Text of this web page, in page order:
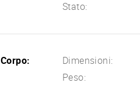
Stato:
Corpo: Dimensioni:
Peso: